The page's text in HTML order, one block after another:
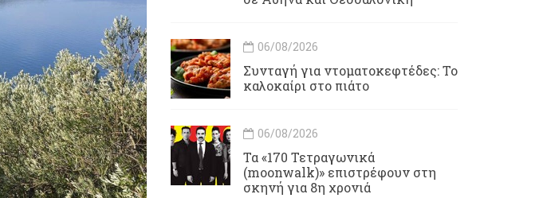
06/08/2026
Συνταγή για ντοματοκεφτέδες: Το
καλοκαίρι στο πιάτο
06/08/2026
Τα «170 Τετραγωνικά
(moonwalk)» επιστρέφουν στη
σκηνή για 8η χρονιά